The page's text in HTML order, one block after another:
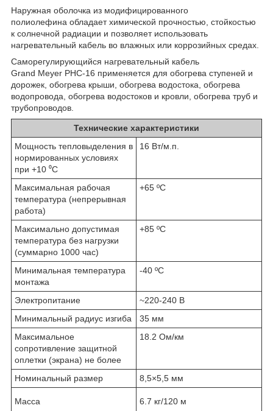
Наружная оболочка из модифицированного
полиолефина обладает химической прочностью, стойкостью
к солнечной радиации и позволяет использовать
нагревательный кабель во влажных или коррозийных средах.
Саморегулирующийся нагревательный кабель
Grand Meyer PHC-16 применяется для обогрева ступеней и
дорожек, обогрева крыши, обогрева водостока, обогрева
водопровода, обогрева водостоков и кровли, обогрева труб и
трубопроводов.
Технические характеристики
Мощность тепловыделения в
нормированных условиях
при +10 ⁰С
16 Вт/м.п.
Максимальная рабочая
температура (непрерывная
работа)
+65 ºС
Максимально допустимая
температура без нагрузки
(суммарно 1000 час)
+85 ºС
Минимальная температура
монтажа
-40 ºС
Электропитание
~220-240 В
Минимальный радиус изгиба
35 мм
Максимальное
сопротивление защитной
оплетки (экрана) не более
18.2 Ом/км
Номинальный размер 8,5×5,5 мм
Масса 6.7 кг/120 м